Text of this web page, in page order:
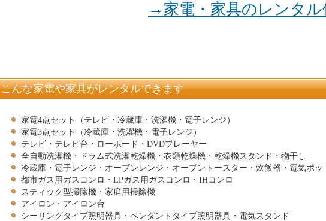
→家電・家具のレンタ
こんな家電や家具がレンタルできます
家電4点セット（テレビ・冷蔵庫・洗濯機・電子レンジ）
家電3点セット（冷蔵庫・洗濯機・電子レンジ）
テレビ・テレビ台・ローボード・DVDプレーヤー
全自動洗濯機・ドラム式洗濯乾燥機・衣類乾燥機・乾燥機スタンド・物干し
冷蔵庫・電子レンジ・オーブンレンジ・オーブントースター・炊飯器・電気ポ
都市ガス用ガスコンロ・LPガス用ガスコンロ・IHコンロ
スティック型掃除機・家庭用掃除機
アイロン・アイロン台
シーリングタイプ照明器具・ペンダントタイプ照明器具・電気スタンド